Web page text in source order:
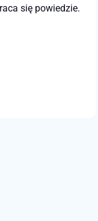
się powiedzie.